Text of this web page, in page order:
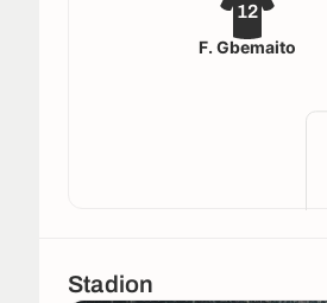
12
F. Gbemaito
Stadion